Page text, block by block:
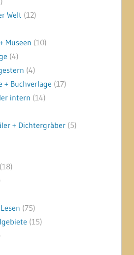
Welt (12)
Museen (10)
(4)
(4)
+ Buchverlage (17)
intern (14)
+ Dichtergräber(5)
(18)
(75)
(15)